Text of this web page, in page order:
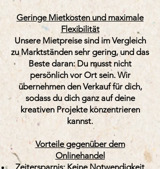
Geringe Mietkosten und maximale
Flexibilität
Unsere Mietpreise sind im Vergleich
zu Marktständen sehr gering, und das
Beste daran: Du musst nicht
persönlich vor Ort sein. Wir
übernehmen den Verkauf für dich,
sodass du dich ganz auf deine
kreativen Projekte konzentrieren
kannst.
Vorteile gegenüber dem
Onlinehandel
Zeitersparnis: Keine Notwendigkeit